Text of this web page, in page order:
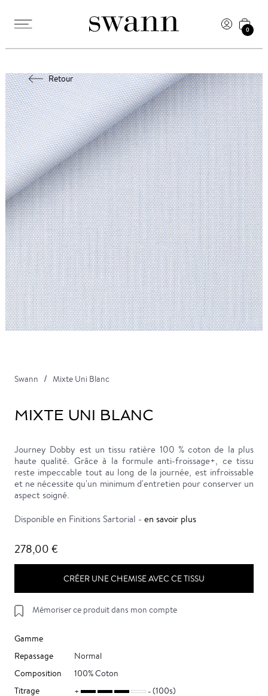
0
Retour
Swann Mixte Uni Blanc
MIXTE UNI BLANC
Journey Dobby est un tissu ratière 100 % coton de la plus
haute qualité. Grâce à la formule anti-froissage+, ce tissu
reste impeccable tout au long de la journée, est infroissable
et ne nécessite qu'un minimum d'entretien pour conserver un
aspect soigné.
Disponible en Finitions Sartorial - en savoir plus
278,00 €
CRÉER UNE CHEMISE AVEC CE TISSU
Mémoriser ce produit dans mon compte
Gamme
Repassage
Normal
Composition
100% Coton
Titrage
(100s)